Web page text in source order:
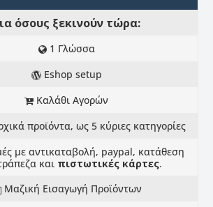
όσους ξεκινούν τώρα:
1 Γλώσσα
Eshop setup
Καλάθι Αγορών
προϊόντα, ως 5 κύριες κατηγορίες
με αντικαταβολή, paypal, κατάθεση
και πιστωτικές κάρτες.
Μαζική Εισαγωγή Προϊόντων